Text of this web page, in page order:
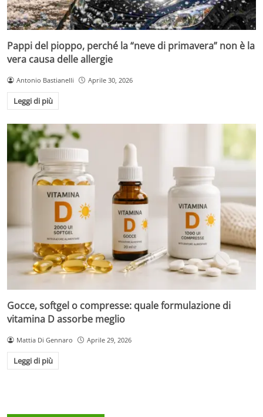
Pappi del pioppo, perché la “neve di primavera” non è la
vera causa delle allergie
Antonio Bastianelli Aprile 30, 2026
Leggi di più
Gocce, softgel o compresse: quale formulazione di
vitamina D assorbe meglio
Mattia Di Gennaro Aprile 29, 2026
Leggi di più